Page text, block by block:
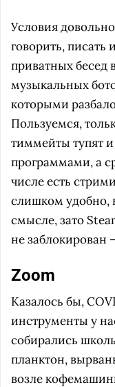
Условия
говорить, писать
приватных бесед
музыкальных
которыми
Пользуемся,
тиммейты тупят и
программами, а
числе есть
слишком удобно,
смысле, зато
не заблокирован
Zoom
Казалось бы,
инструменты у
собирались
планктон,
возле